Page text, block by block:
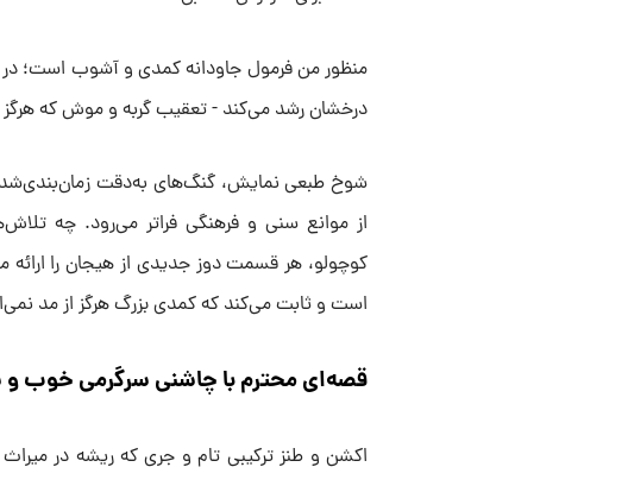
منظور من فرمول جاودانه کمدی و آشوب است؛
درخشان رشد می‌کند - تعقیب گربه و موش که
شوخ طبعی نمایش، گنگ‌های به‌دقت
از موانع سنی و فرهنگی فراتر می‌رود. چه
است و ثابت می‌کند که کمدی بزرگ هرگز از مد
قصه‌ای محترم با چاشنی سرگرمی خوب و
اکشن و طنز ترکیبی تام و جری که ریشه در میراث